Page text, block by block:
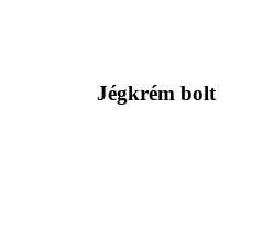
Jégkrém bolt